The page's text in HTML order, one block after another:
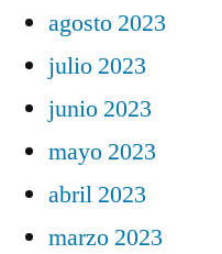
agosto 2023
julio 2023
junio 2023
mayo 2023
abril 2023
marzo 2023